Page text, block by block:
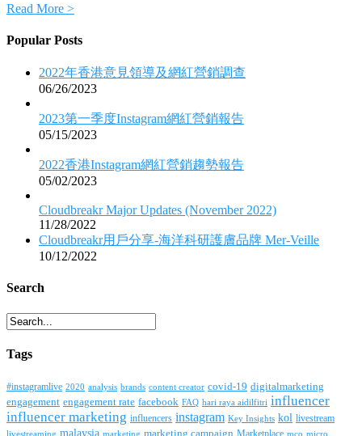
Read More >
Popular Posts
2022年香港意見領導及網紅營銷調查
06/26/2023
2023第一季度Instagram網紅營銷報告
05/15/2023
2022香港Instagram網紅營銷趨勢報告
05/02/2023
Cloudbreakr Major Updates (November 2022)
11/28/2022
Cloudbreakr用戶分享-海洋科研護膚品牌 Mer-Veille
10/12/2022
Search
Tags
#instagramlive 2020 analysis brands content creator covid-19 digitalmarketing
engagement engagement rate facebook FAQ hari raya aidilfitri influencer
influencer marketing influencers instagram Key Insights kol livestream
livestreaming malaysia marketing mco micro